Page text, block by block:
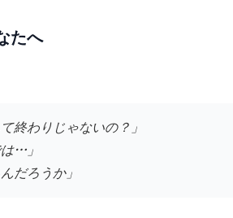
たへ
終わりじゃないの？」
…」
だろうか」